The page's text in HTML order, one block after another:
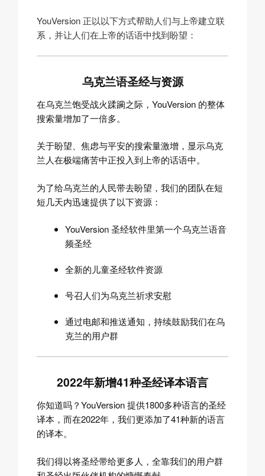
YouVersion 正以以下方式帮助人们与上帝建立联
系，并让人们在上帝的话语中找到盼望：
乌克兰语圣经与资源
在乌克兰饱受战火蹂躏之际，YouVersion 的整体
搜索量增加了一倍多。
关于盼望、焦虑与平安的搜索量激增，显示乌克
兰人在极端痛苦中正投入到上帝的话语中。
为了给乌克兰的人民带去盼望，我们的团队在短
短几天内迅速提供了以下资源：
YouVersion 圣经软件里第一个乌克兰语音
频圣经
全新的儿童圣经软件资源
号召人们为乌克兰祈求安慰
通过电邮和推送通知，持续鼓励我们在乌
克兰的用户群
2022年新增41种圣经译本语言
你知道吗？YouVersion 提供1800多种语言的圣经
译本，而在2022年，我们更添加了41种新的语言
的译本。
我们得以将圣经带给更多人，全靠我们的用户群